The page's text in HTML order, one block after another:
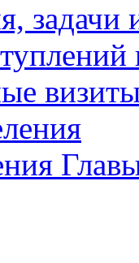
задачи